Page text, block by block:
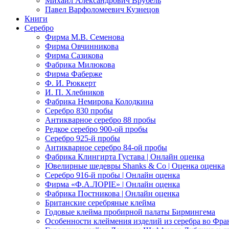
Павел Варфоломеевич Кузнецов
Книги
Серебро
Фирма М.В. Семенова
Фирма Овчинникова
Фирма Сазикова
Фабрика Милюкова
Фирма Фаберже
Ф. И. Рюккерт
И. П. Хлебников
Фабрика Немирова Колодкина
Серебро 830 пробы
Антикварное серебро 88 пробы
Редкое серебро 900-ой пробы
Серебро 925-й пробы
Антикварное серебро 84-ой пробы
Фабрика Клингирта Густава | Онлайн оценка
Ювелирные шедевры Shanks & Co | Оценка оценка
Серебро 916-й пробы | Онлайн оценка
Фирма «Ф.А.ЛОРIЕ» | Онлайн оценка
Фабрика Постникова | Онлайн оценка
Британские серебряные клейма
Годовые клейма пробирной палаты Бирмингема
Особенности клеймения изделий из серебра во